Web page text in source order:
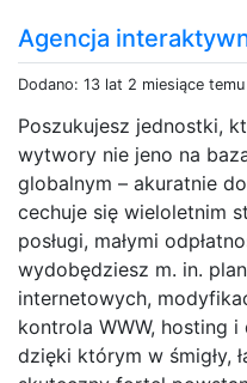
Agencja
Dodano: 13 lat 2 miesiące temu
Poszukujesz jednostki,
wytwory nie jeno na
globalnym – akuratnie
cechuje się wieloletnim
posługi, małymi
wydobędziesz m. in.
internetowych,
kontrola WWW, hosting i
dzięki którym w śmigły,